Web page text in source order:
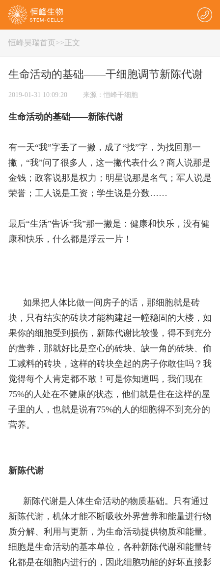
恒峰昊瑞首页>>正文
生命活动的基础——干细胞调节新陈代谢
2019-01-31 10:09:20 来源：恒峰干细胞
生命活动的基础——新陈代谢
有一天“我”字丢了一撇，成了“找”字，为找回那一
撇，“我”问了很多人，这一撇代表什么？商人说那是
金钱；政客说那是权力；明星说那是名气；军人说是
荣誉；工人说是工资；学生说是分数……
最后“生活”告诉“我”那一撇是：健康和快乐，没有健
康和快乐，什么都是浮云一片！
如果把人体比做一间房子的话，那细胞就是砖
块，只有结实的砖块才能构建起一幢稳固的大楼，如
果你的细胞受到损伤，新陈代谢比较慢，得不到充分
的营养，那就好比是空心的砖块、缺一角的砖块、偷
工减料的砖块，这样的砖块垒起的房子你敢住吗？我
觉得每个人肯定都不敢！可是你知道吗，我们现在
75%的人处在不健康的状态，他们就是住在这样的屋
子里的人，也就是说有75%的人的细胞得不到充分的
营养。
新陈代谢
新陈代谢是人体生命活动的物质基础。只有通过
新陈代谢，机体才能不断吸收外界营养和能量进行物
质分解、利用与更新，为生命活动提供物质和能量。
细胞是生命活动的基本单位，各种新陈代谢和能量转
化都是在细胞内进行的，因此细胞功能的好坏直接影